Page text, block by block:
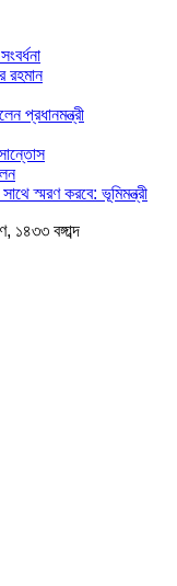
রহমান
প্রধানমন্ত্রী
সান্তোস
স্মরণ করবে: ভূমিমন্ত্রী
বঙ্গাব্দ